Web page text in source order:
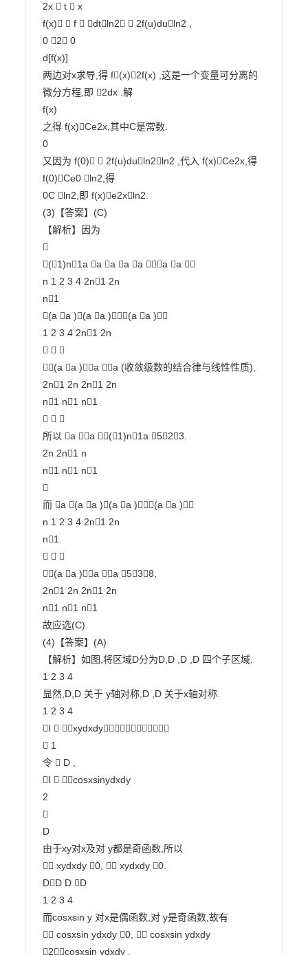
2x  t  x
f(x)  f  dtln2  2f(u)duln2 ,
0 2 0
d[f(x)]
两边对x求导,得 f(x)2f(x) ,这是一个变量可分离的
微分方程,即 2dx .解
f(x)
之得 f(x)Ce2x,其中C是常数.
0
又因为 f(0)  2f(u)duln2ln2 ,代入 f(x)Ce2x,得
f(0)Ce0 ln2,得
0C ln2,即 f(x)e2xln2.
(3)【答案】(C)
【解析】因为

(1)n1a a a a a a a 
n 1 2 3 4 2n1 2n
n1
(a a )(a a )(a a )
1 2 3 4 2n1 2n
  
(a a )a a (收敛级数的结合律与线性性质),
2n1 2n 2n1 2n
n1 n1 n1
  
所以 a a (1)n1a 523.
2n 2n1 n
n1 n1 n1

而 a (a a )(a a )(a a )
n 1 2 3 4 2n1 2n
n1
  
(a a )a a 538,
2n1 2n 2n1 2n
n1 n1 n1
故应选(C).
(4)【答案】(A)
【解析】如图,将区域D分为D,D ,D ,D 四个子区域.
1 2 3 4
显然,D,D 关于 y轴对称,D ,D 关于x轴对称.
1 2 3 4
I  xydxdy
 1
令  D ,
I  cosxsinydxdy
2

D
由于xy对x及对 y都是奇函数,所以
 xydxdy 0,  xydxdy 0.
DD D D
1 2 3 4
而cosxsin y 对x是偶函数,对 y是奇函数,故有
 cosxsin ydxdy 0,  cosxsin ydxdy
2cosxsin ydxdy ,